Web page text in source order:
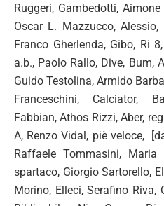
Ruggeri, Gambedotti,
Oscar L. Mazzucco,
Franco Gherlenda, Gibo, Ri
a.b., Paolo Rallo, Dive, Bum,
Guido Testolina, Armido
Franceschini, Calciator,
Fabbian, Athos Rizzi, Aber,
A, Renzo Vidal, piè veloce,
Raffaele Tommasini, Maria
spartaco, Giorgio Sartorello,
Morino, Elleci, Serafino Riva,